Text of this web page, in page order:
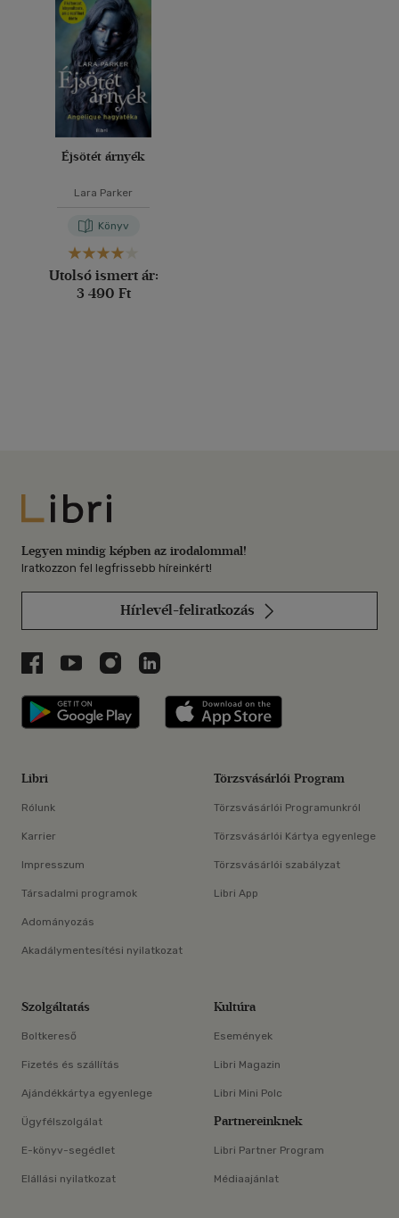
Éjsötét árnyék
Lara Parker
Könyv
Utolsó ismert ár:
3 490 Ft
Libri
Legyen mindig képben az irodalommal!
Iratkozzon fel legfrissebb híreinkért!
Hírlevél-feliratkozás
Libri a Facebookon
Libri a Youtube-on
Libri az Instagramon
Libri a LinkedInen
Libri applikáció Szerezd meg: Google
Libri
Rólunk
Karrier
Impresszum
Társadalmi programok
Adományozás
Akadálymentesítési nyilatkozat
Törzsvásárlói Program
Törzsvásárlói Programunkról
Törzsvásárlói Kártya egyenlege
Törzsvásárlói szabályzat
Libri App
Szolgáltatás
Boltkereső
Fizetés és szállítás
Ajándékkártya egyenlege
Ügyfélszolgálat
E-könyv-segédlet
Elállási nyilatkozat
Kultúra
Események
Libri Magazin
Libri Mini Polc
Partnereinknek
Libri Partner Program
Médiaajánlat